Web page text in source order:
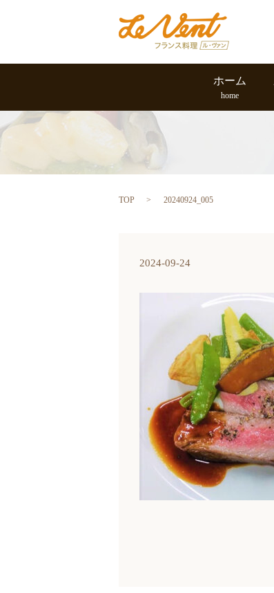
ホーム
home
TOP 20240924_005
2024-09-24